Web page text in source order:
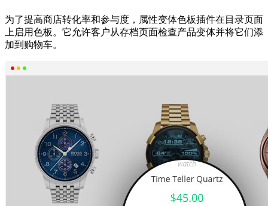
为了提高商店转化率和参与度，属性变体色板插件在目录页面
上启用色板。它允许客户从存档页面检查产品变体并将它们添
加到购物车。